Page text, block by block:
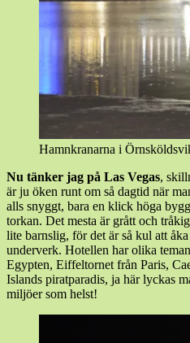
Hamnkranarna i
Nu tänker jag på Las Vegas,
är ju öken runt om så dagtid när
alls snyggt, bara en klick höga
torkan. Det mesta är grått och
lite barnslig, för det är så kul att
underverk. Hotellen har olika
Egypten, Eiffeltornet från Paris,
Islands piratparadis, ja här lyckas
miljöer som helst!